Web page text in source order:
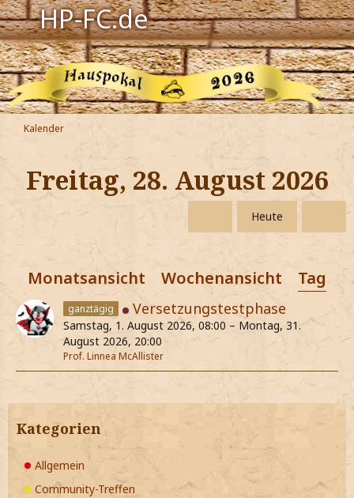
HP-FC.de
Navigation
Harry Potter
Der HP-FC
Hogwarts
Zauberwelt
Jetzt Fanclub-Mitglied werden!
Kalender
Freitag, 28. August 2026
Heute
Monatsansicht Wochenansicht
ganztägig Versetzungstestphase
Samstag, 1. August 2026, 08:00 – Montag, 31.
August 2026, 20:00
Prof. Linnea McAllister
Kategorien
Allgemein
Community-Treffen